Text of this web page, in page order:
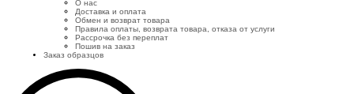
О нас
Доставка и оплата
Обмен и возврат товара
Правила оплаты, возврата товара, отказа от услуги
Рассрочка без переплат
Пошив на заказ
Заказ образцов